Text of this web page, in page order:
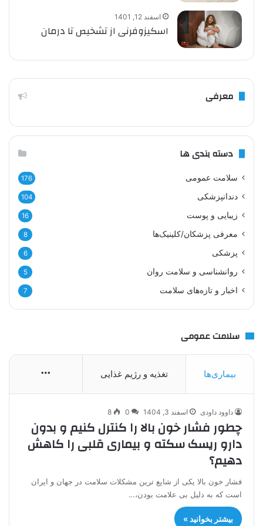
اسفند 12, 1401
اسکیزوفرنی از تشخیص تا درمان
معرفی
دسته بندی ها
سلامت عمومی 176
دندانپزشکی 104
زیبایی و پوست 16
معرفی پزشکان/کلینیک‌ها 8
پزشکی 6
روانشناسی و سلامت روان 5
اخبار و تازه‌های سلامت 7
سلامت عمومی
بیماری‌ها تغذیه و رژیم غذایی More
داوود داودی اسفند 3, 1404 0
8
چطور فشار خون بالا را کنترل کنیم و بدون
دارو ریسک سکته و بیماری قلبی را کاهش
دهیم؟
فشار خون بالا یکی از شایع ترین مشکلات سلامت در جهان و ایران
است که به دلیل بی علامت بودن،…
بیشتر بخوانید »